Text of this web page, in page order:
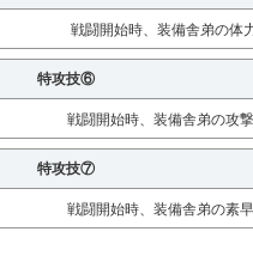
戦闘開始時、装備舎弟の体
特攻技⑥
戦闘開始時、装備舎弟の攻
特攻技⑦
戦闘開始時、装備舎弟の素